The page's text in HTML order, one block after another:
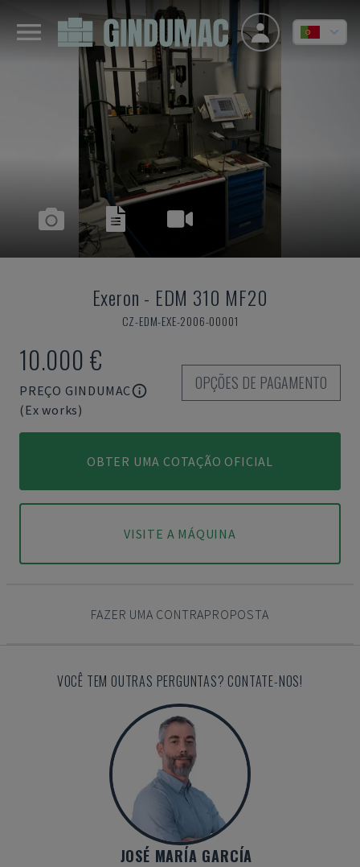
Exeron - EDM 310 MF20
CZ-EDM-EXE-2006-00001
10.000 €
PREÇO GINDUMAC
(Ex works)
OPÇÕES DE PAGAMENTO
OBTER UMA COTAÇÃO OFICIAL
VISITE A MÁQUINA
FAZER UMA CONTRAPROPOSTA
VOCÊ TEM OUTRAS PERGUNTAS? CONTATE-NOS!
JOSÉ MARÍA GARCÍA